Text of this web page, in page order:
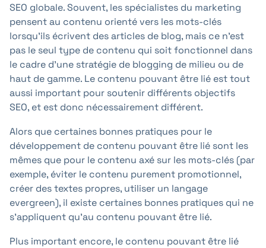
SEO globale. Souvent, les spécialistes du marketing
pensent au contenu orienté vers les mots-clés
lorsqu'ils écrivent des articles de blog, mais ce n'est
pas le seul type de contenu qui soit fonctionnel dans
le cadre d'une stratégie de blogging de milieu ou de
haut de gamme. Le contenu pouvant être lié est tout
aussi important pour soutenir différents objectifs
SEO, et est donc nécessairement différent.
Alors que certaines bonnes pratiques pour le
développement de contenu pouvant être lié sont les
mêmes que pour le contenu axé sur les mots-clés (par
exemple, éviter le contenu purement promotionnel,
créer des textes propres, utiliser un langage
evergreen), il existe certaines bonnes pratiques qui ne
s'appliquent qu'au contenu pouvant être lié.
Plus important encore, le contenu pouvant être lié